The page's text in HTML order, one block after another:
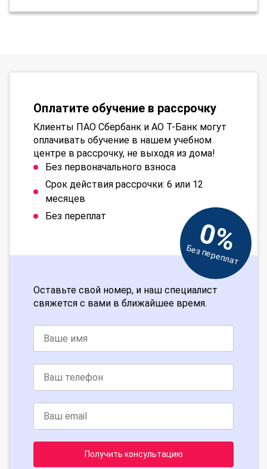
Оплатите обучение в рассрочку
Клиенты ПАО Сбербанк и АО Т-Банк могут
оплачивать обучение в нашем учебном
центре в рассрочку, не выходя из дома!
Без первоначального взноса
Срок действия рассрочки: 6 или 12
месяцев
Без переплат
0%
Без переплат
Оставьте свой номер, и наш специалист
свяжется с вами в ближайшее время.
Получить консультацию